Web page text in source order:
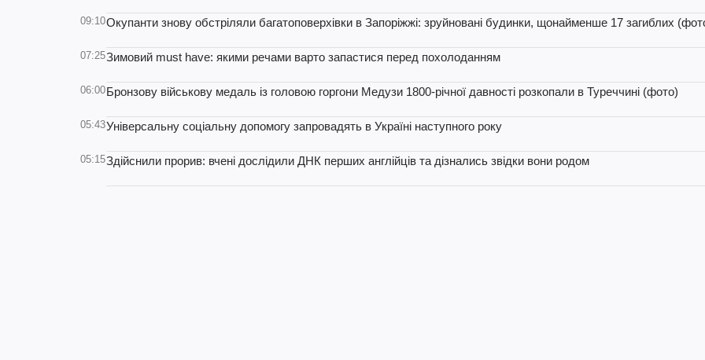
09:10Окупанти знову обстріляли багатоповерхівки в Запоріжжі: зруйновані будинки, щонайменше 17 загиблих
07:25Зимовий must have: якими речами варто запастися перед похолоданням
06:00Бронзову військову медаль із головою горгони Медузи 1800-річної давності розкопали в Туреччині (фото)
05:43Універсальну соціальну допомогу запровадять в Україні наступного року
05:15Здійснили прорив: вчені дослідили ДНК перших англійців та дізнались звідки вони родом